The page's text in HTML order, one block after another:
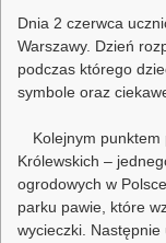
Dnia 2 czerwca
Warszawy. Dzień
podczas którego
symbole oraz
Kolejnym punktem
Królewskich –
ogrodowych w
parku pawie, które
wycieczki.